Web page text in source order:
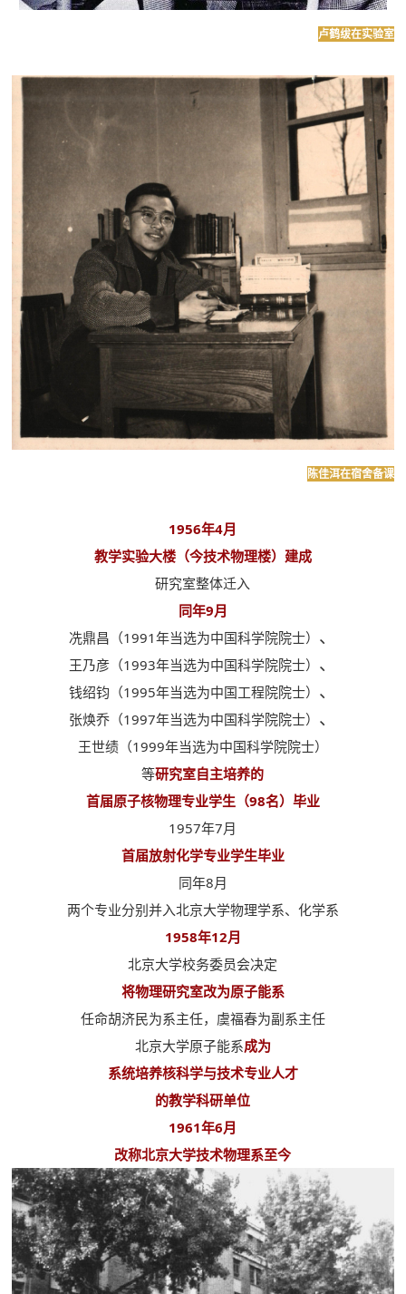
卢鹤绂在实验室
陈佳洱在宿舍备课
1956年4月
教学实验大楼（今技术物理楼）建成
研究室整体迁入
同年9月
冼鼎昌（1991年当选为中国科学院院士） 、
王乃彦（1993年当选为中国科学院院士） 、
钱绍钧（1995年当选为中国工程院院士） 、
张焕乔（1997年当选为中国科学院院士） 、
王世绩（1999年当选为中国科学院院士）
等研究室自主培养的
首届原子核物理专业学生（98名）毕业
1957年7月
首届放射化学专业学生毕业
同年8月
两个专业分别并入北京大学物理学系、化学系
1958年12月
北京大学校务委员会决定
将物理研究室改为原子能系
任命胡济民为系主任，虞福春为副系主任
北京大学原子能系成为
系统培养核科学与技术专业人才
的教学科研单位
1961年6月
改称北京大学技术物理系至今